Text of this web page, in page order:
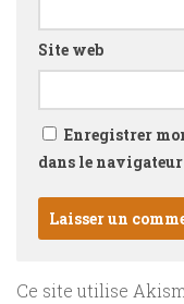
Site web
Enregistrer
dans le
Ce site utilise